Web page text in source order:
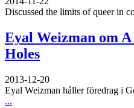
Discussed the limits of queer in
Eyal Weizman om
Holes
2013-12-20
Eyal Weizman håller föredrag i
...